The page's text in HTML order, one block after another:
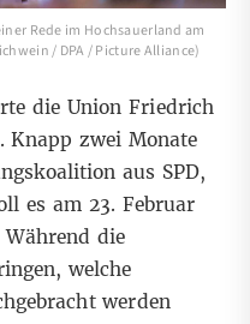
Rede im Hochsauerland am
/ DPA / Picture Alliance)
die Union Friedrich
Knapp zwei Monate
aus SPD,
es am 23. Februar
die
welche
werden